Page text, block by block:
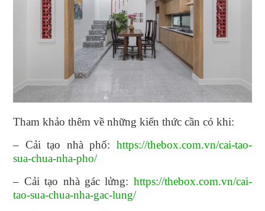
Tham khảo thêm về những kiến thức cần có khi:
– Cải tạo nhà phố: https://thebox.com.vn/cai-tao-
sua-chua-nha-pho/
– Cải tạo nhà gác lửng: https://thebox.com.vn/cai-
tao-sua-chua-nha-gac-lung/